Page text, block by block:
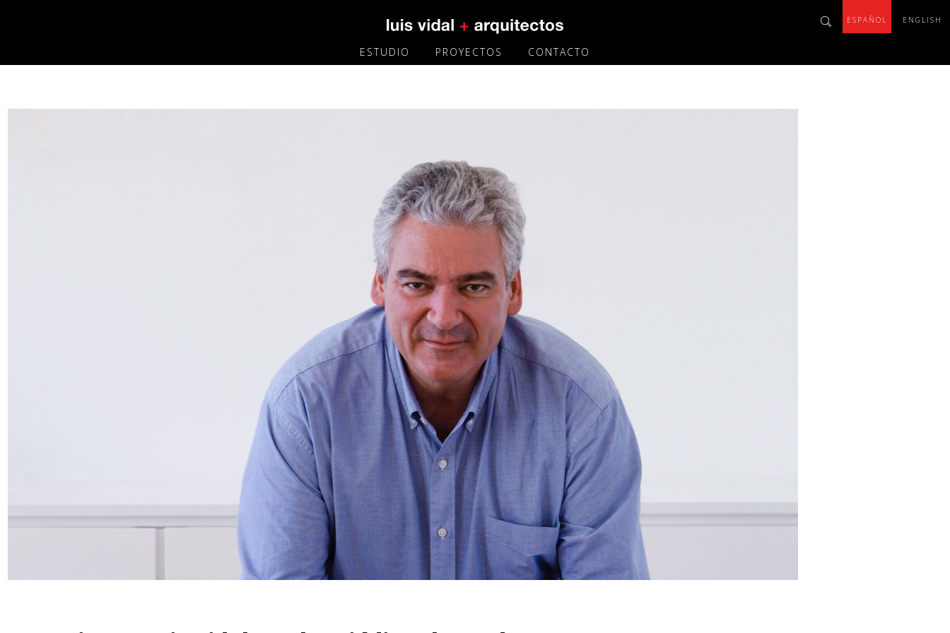
ESPAÑOL ENGLISH
ESTUDIO PROYECTOS CONTACTO